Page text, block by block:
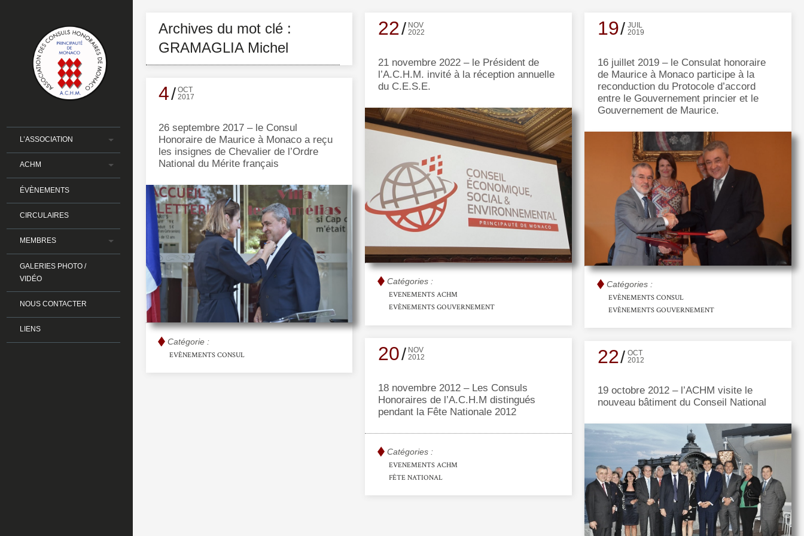
L’ASSOCIATION
ACHM
ÉVÈNEMENTS
CIRCULAIRES
MEMBRES
GALERIES PHOTO /
VIDÉO
NOUS CONTACTER
LIENS
Archives du mot clé :
GRAMAGLIA Michel
4
OCT
2017
26 septembre 2017 – le Consul
Honoraire de Maurice à Monaco a reçu
les insignes de Chevalier de l’Ordre
National du Mérite français
Catégorie :
EVÈNEMENTS CONSUL
22
NOV
2022
21 novembre 2022 – le Président de
l’A.C.H.M. invité à la réception annuelle
du C.E.S.E.
Catégories :
EVENEMENTS ACHM
EVÈNEMENTS GOUVERNEMENT
20
NOV
2012
18 novembre 2012 – Les Consuls
Honoraires de l’A.C.H.M distingués
pendant la Fête Nationale 2012
Catégories :
EVENEMENTS ACHM
FÊTE NATIONAL
19
JUIL
2019
16 juillet 2019 – le Consulat honoraire
de Maurice à Monaco participe à la
reconduction du Protocole d’accord
entre le Gouvernement princier et le
Gouvernement de Maurice.
Catégories :
EVÈNEMENTS CONSUL
EVÈNEMENTS GOUVERNEMENT
22
OCT
2012
19 octobre 2012 – l’ACHM visite le
nouveau bâtiment du Conseil National